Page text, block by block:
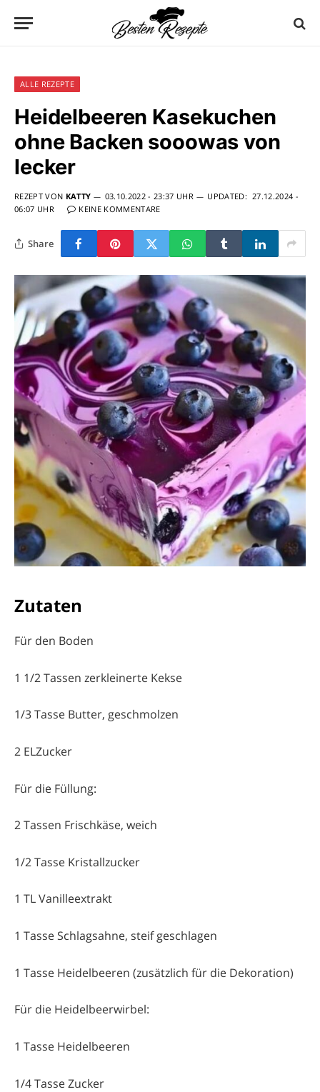
ALLE REZEPTE
Heidelbeeren Kasekuchen
ohne Backen sooowas von
lecker
REZEPT VON KATTY 03.10.2022 - 23:37 UHR UPDATED: 27.12.2024 -
06:07 UHR
KEINE KOMMENTARE
Share
Zutaten
Für den Boden
1 1/2 Tassen zerkleinerte Kekse
1/3 Tasse Butter, geschmolzen
2 ELZucker
Für die Füllung:
2 Tassen Frischkäse, weich
1/2 Tasse Kristallzucker
1 TL Vanilleextrakt
1 Tasse Schlagsahne, steif geschlagen
1 Tasse Heidelbeeren (zusätzlich für die Dekoration)
Für die Heidelbeerwirbel:
1 Tasse Heidelbeeren
1/4 Tasse Zucker